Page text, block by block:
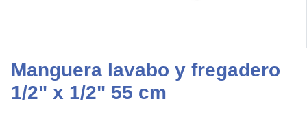
Manguera lavabo y fregadero
1/2" x 1/2" 55 cm